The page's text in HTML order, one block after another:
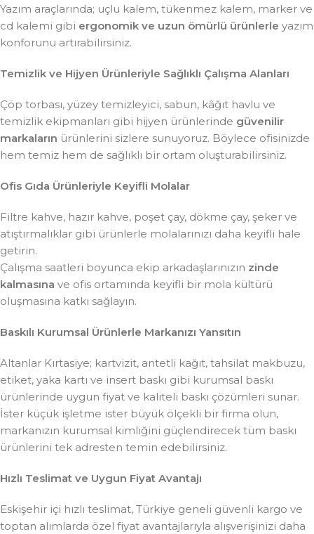
Yazım araçlarında; uçlu kalem, tükenmez kalem, marker ve
cd kalemi gibi ergonomik ve uzun ömürlü ürünlerle yazım
konforunu artırabilirsiniz.
Temizlik ve Hijyen Ürünleriyle Sağlıklı Çalışma Alanları
Çöp torbası, yüzey temizleyici, sabun, kâğıt havlu ve
temizlik ekipmanları gibi hijyen ürünlerinde güvenilir
markaların ürünlerini sizlere sunuyoruz. Böylece ofisinizde
hem temiz hem de sağlıklı bir ortam oluşturabilirsiniz.
Ofis Gıda Ürünleriyle Keyifli Molalar
Filtre kahve, hazır kahve, poşet çay, dökme çay, şeker ve
atıştırmalıklar gibi ürünlerle molalarınızı daha keyifli hale
getirin.
Çalışma saatleri boyunca ekip arkadaşlarınızın zinde
kalmasına ve ofis ortamında keyifli bir mola kültürü
oluşmasına katkı sağlayın.
Baskılı Kurumsal Ürünlerle Markanızı Yansıtın
Altanlar Kırtasiye; kartvizit, antetli kağıt, tahsilat makbuzu,
etiket, yaka kartı ve insert baskı gibi kurumsal baskı
ürünlerinde uygun fiyat ve kaliteli baskı çözümleri sunar.
İster küçük işletme ister büyük ölçekli bir firma olun,
markanızın kurumsal kimliğini güçlendirecek tüm baskı
ürünlerini tek adresten temin edebilirsiniz.
Hızlı Teslimat ve Uygun Fiyat Avantajı
Eskişehir içi hızlı teslimat, Türkiye geneli güvenli kargo ve
toptan alımlarda özel fiyat avantajlarıyla alışverişinizi daha